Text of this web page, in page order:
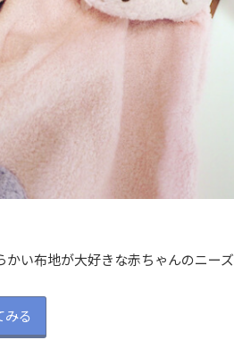
い布地が大好きな赤ちゃんのニーズ
みる